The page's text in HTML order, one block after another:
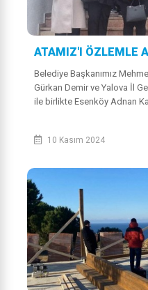
ATAMIZ'I ÖZLEMLE
Belediye Başkanımız
Gürkan Demir ve Yalova İl
ile birlikte Esenköy Adnan
10 Kasım 2024